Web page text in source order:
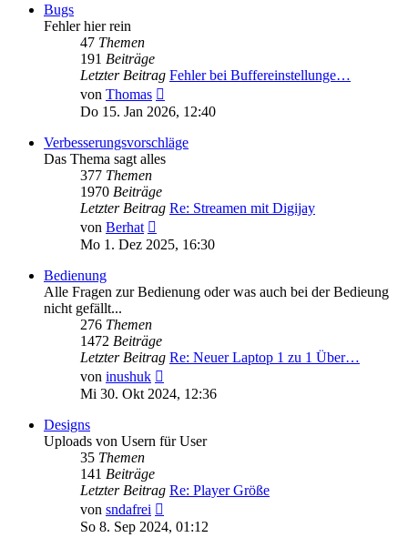
Bugs
Fehler hier rein
47 Themen
191 Beiträge
Letzter Beitrag Fehler bei Buffereinstellunge…
von Thomas
Beitrag
Do 15. Jan 2026, 12:40
Verbesserungsvorschläge
Das Thema sagt alles
377 Themen
1970 Beiträge
Letzter Beitrag Re: Streamen mit Digijay
von Berhat
Beitrag
Mo 1. Dez 2025, 16:30
Bedienung
Alle Fragen zur Bedienung oder was auch bei der Bedieung
nicht gefällt...
276 Themen
1472 Beiträge
Letzter Beitrag Re: Neuer Laptop 1 zu 1 Über…
von inushuk
Beitrag
Mi 30. Okt 2024, 12:36
Designs
Uploads von Usern für User
35 Themen
141 Beiträge
Letzter Beitrag Re: Player Größe
von sndafrei
Beitrag
So 8. Sep 2024, 01:12